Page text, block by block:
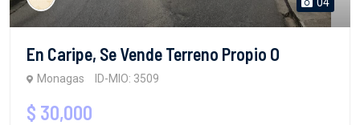
En Caripe, Se Vende Terreno Propio O
Monagas ID-MIO: 3509
$ 30,000